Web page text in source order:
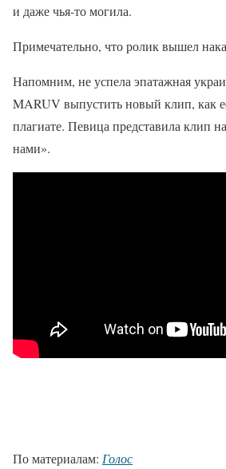
и даже чья-то могила.
Примечательно, что ролик вышел
Напомним, не успела эпатажная
MARUV выпустить новый клип, как
плагиате. Певица представила клип
нами».
По материалам: Голос